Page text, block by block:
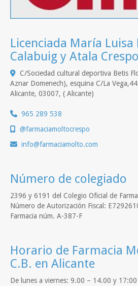
Licenciada María
Calabuig y Atala
C/Sociedad cultural deportiva Betis
Aznar Domenech), esquina C/La
Alicante, 03007, ( Alicante)
965 289 538
@farmaciamoltocrespo
info
farmaciamolto.com
Número de colegiado
2396 y 6191 del Colegio Oficial de
Número de Autorización Fiscal:
Farmacia núm. A-387-F
Horario de Farmacia
C.B. en Alicante
De lunes a viernes: 9.00 – 14.00 y